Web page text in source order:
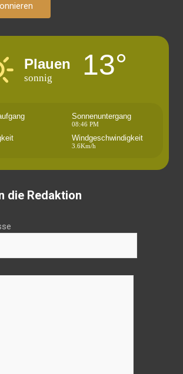
Plauen
sonnig 13°
Sonnenuntergang
08:46 PM
Windgeschwindigkeit
3.6Km/h
die Redaktion